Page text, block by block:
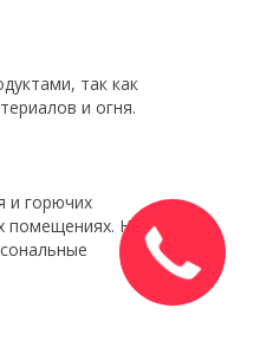
так как
и огня.
и горючих
помещениях. Не
Закажите
звонок